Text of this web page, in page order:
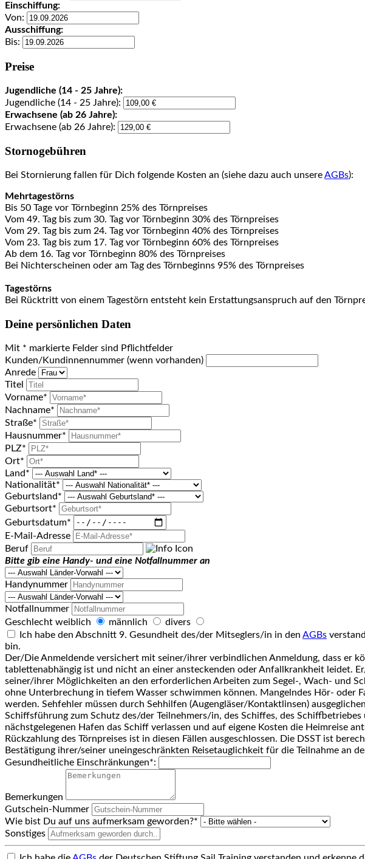
Einschiffung:
Von:
Ausschiffung:
Bis:
Preise
Jugendliche (14 - 25 Jahre):
Jugendliche (14 - 25 Jahre):
Erwachsene (ab 26 Jahre):
Erwachsene (ab 26 Jahre):
Stornogebühren
Bei Stornierung fallen für Dich folgende Kosten an (siehe dazu auch unsereAGBs):
Mehrtagestörns
Bis 50 Tage vor Törnbeginn 25% des Törnpreises
Vom 49. Tag bis zum 30. Tag vor Törnbeginn 30% des Törnpreises
Vom 29. Tag bis zum 24. Tag vor Törnbeginn 40% des Törnpreises
Vom 23. Tag bis zum 17. Tag vor Törnbeginn 60% des Törnpreises
Ab dem 16. Tag vor Törnbeginn 80% des Törnpreises
Bei Nichterscheinen oder am Tag des Törnbeginns 95% des Törnpreises
Tagestörns
Bei Rücktritt von einem Tagestörn entsteht kein Erstattungsanspruch auf den
Deine persönlichen Daten
Mit * markierte Felder sind Pflichtfelder
Kunden/Kundinnennummer (wenn vorhanden)
Anrede
Titel
Vorname*
Nachname*
Straße*
Hausnummer*
PLZ*
Ort*
Land*
Nationalität*
Geburtsland*
Geburtsort*
Geburtsdatum*
E-Mail-Adresse
Beruf
Bitte gib eine Handy- und eine Notfallnummer an
Handynummer
Notfallnummer
Geschlecht weiblich männlich
divers
Ich habe den Abschnitt 9. Gesundheit des/der Mitseglers/in in den AGBs
bin.
Der/Die Anmeldende versichert mit seiner/ihrer verbindlichen Anmeldung, dass er
tablettenabhängig ist und nicht an einer ansteckenden oder Anfallkrankheit leidet.
seiner/ihrer Möglichkeiten an den erforderlichen Arbeiten zum Segel-, Wach- und
ohne Unterbrechung in tiefem Wasser schwimmen können. Mangelndes Hör- oder
werden. Sehfehler müssen durch Sehhilfen (Augengläser/Kontaktlinsen)
Schiffsführung zum Schutz des/der Teilnehmers/in, des Schiffes, des
nächstgelegenen Hafen das Schiff verlassen und auf eigene Kosten die Heimreise
Rückzahlung des Törnpreises ist in diesen Fällen ausgeschlossen. Die DSST ist
Bestätigung ihrer/seiner uneingeschränkten Reisetauglichkeit für die Teilnahme an
Gesundheitliche Einschränkungen*:
Bemerkungen
Gutschein-Nummer
Wie bist Du auf uns aufmerksam geworden?*
Sonstiges